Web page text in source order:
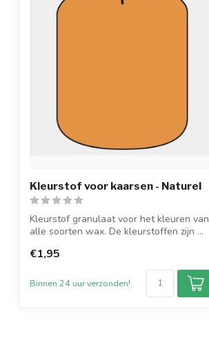
Kleurstof voor kaarsen - Naturel
Kleurstof granulaat voor het kleuren van
alle soorten wax. De kleurstoffen zijn ...
€1,95
Binnen 24 uur verzonden!